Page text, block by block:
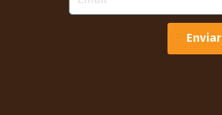
Enviar